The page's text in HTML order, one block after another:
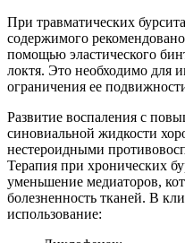
При травматических
содержимого
помощью эластического
локтя. Это необходимо для
ограничения ее
Развитие воспаления с
синовиальной жидкости
нестероидными
Терапия при хронических
уменьшение медиаторов,
болезненность тканей. В
использование: